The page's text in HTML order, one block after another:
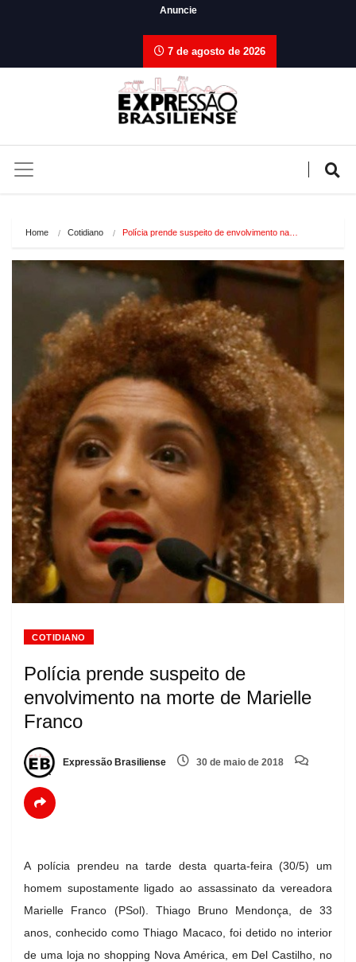
Anuncie
7 de agosto de 2026
Home Cotidiano Polícia prende suspeito de envolvimento na…
COTIDIANO
Polícia prende suspeito de
envolvimento na morte de Marielle
Franco
Expressão Brasiliense 30 de maio de 2018
A polícia prendeu na tarde desta quarta-feira (30/5) um
homem supostamente ligado ao assassinato da vereadora
Marielle Franco (PSol). Thiago Bruno Mendonça, de 33
anos, conhecido como Thiago Macaco, foi detido no interior
de uma loja no shopping Nova América, em Del Castilho, no